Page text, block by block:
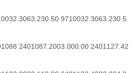
9710032.3063.230.5
2401087.2003.000.00 2401127.42